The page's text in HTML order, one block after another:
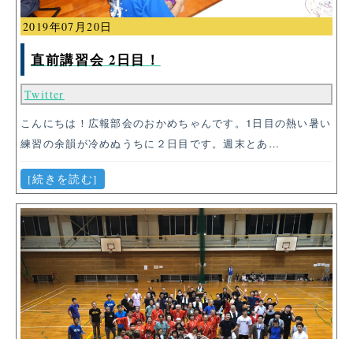
2019年07月20日
直前講習会 2日目！
Twitter
こんにちは！広報部会のおかめちゃんです。1日目の熱い暑い
練習の余韻が冷めぬうちに２日目です。週末とあ…
[続きを読む]